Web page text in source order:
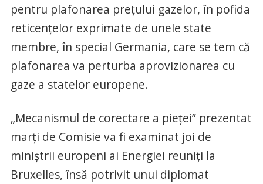
pentru plafonarea preţului gazelor, în pofida
reticenţelor exprimate de unele state
membre, în special Germania, care se tem că
plafonarea va perturba aprovizionarea cu
gaze a statelor europene.
„Mecanismul de corectare a pieţei” prezentat
marţi de Comisie va fi examinat joi de
miniştrii europeni ai Energiei reuniţi la
Bruxelles, însă potrivit unui diplomat